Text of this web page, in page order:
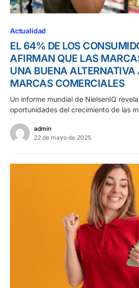
Actualidad
EL 64% DE LOS
AFIRMAN QUE LAS
UNA BUENA ALTERNATIVA
MARCAS COMERCIALES
Un informe mundial de NielsenIQ
oportunidades del crecimiento de las
admin
22 de mayo de 2025